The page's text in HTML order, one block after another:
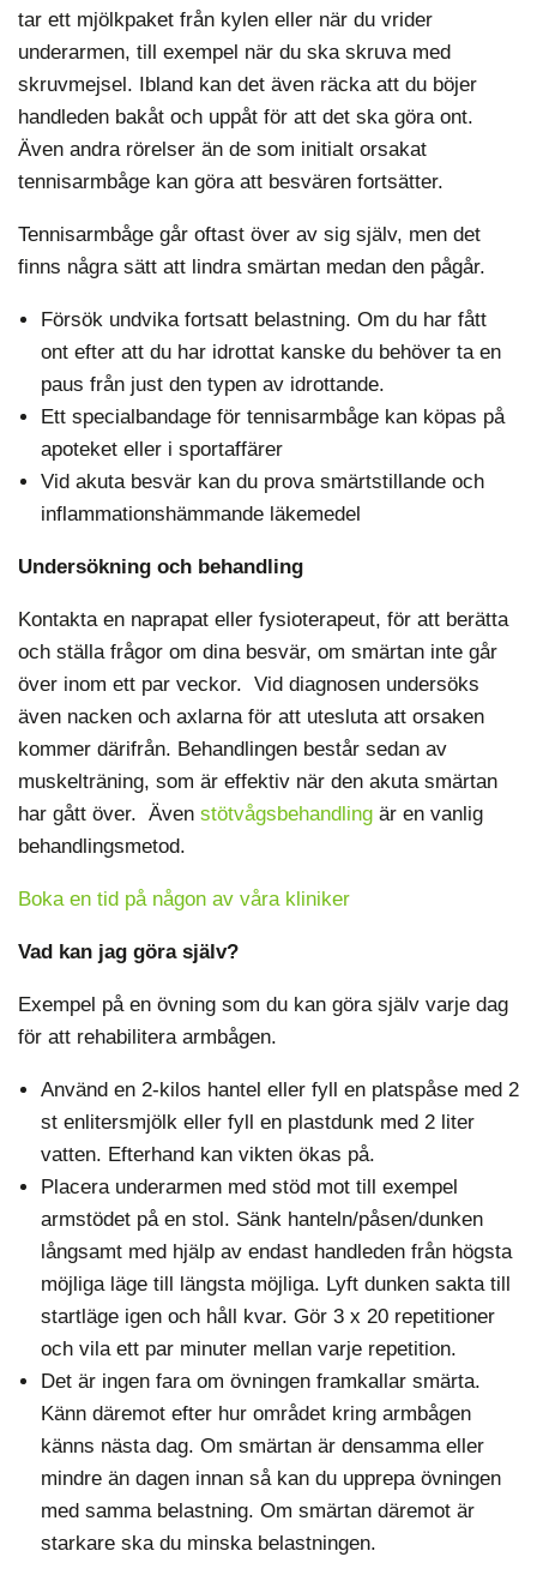
tar ett mjölkpaket från kylen eller när du vrider
underarmen, till exempel när du ska skruva med
skruvmejsel. Ibland kan det även räcka att du böjer
handleden bakåt och uppåt för att det ska göra ont.
Även andra rörelser än de som initialt orsakat
tennisarmbåge kan göra att besvären fortsätter.
Tennisarmbåge går oftast över av sig själv, men det
finns några sätt att lindra smärtan medan den pågår.
Försök undvika fortsatt belastning. Om du har fått
ont efter att du har idrottat kanske du behöver ta en
paus från just den typen av idrottande.
Ett specialbandage för tennisarmbåge kan köpas på
apoteket eller i sportaffärer
Vid akuta besvär kan du prova smärtstillande och
inflammationshämmande läkemedel
Undersökning och behandling
Kontakta en naprapat eller fysioterapeut, för att berätta
och ställa frågor om dina besvär, om smärtan inte går
över inom ett par veckor. Vid diagnosen undersöks
även nacken och axlarna för att utesluta att orsaken
kommer därifrån. Behandlingen består sedan av
muskelträning, som är effektiv när den akuta smärtan
har gått över. Även stötvågsbehandling är en vanlig
behandlingsmetod.
Boka en tid på någon av våra kliniker
Vad kan jag göra själv?
Exempel på en övning som du kan göra själv varje dag
för att rehabilitera armbågen.
Använd en 2-kilos hantel eller fyll en platspåse med 2
st enlitersmjölk eller fyll en plastdunk med 2 liter
vatten. Efterhand kan vikten ökas på.
Placera underarmen med stöd mot till exempel
armstödet på en stol. Sänk hanteln/påsen/dunken
långsamt med hjälp av endast handleden från högsta
möjliga läge till längsta möjliga. Lyft dunken sakta till
startläge igen och håll kvar. Gör 3 x 20 repetitioner
och vila ett par minuter mellan varje repetition.
Det är ingen fara om övningen framkallar smärta.
Känn däremot efter hur området kring armbågen
känns nästa dag. Om smärtan är densamma eller
mindre än dagen innan så kan du upprepa övningen
med samma belastning. Om smärtan däremot är
starkare ska du minska belastningen.